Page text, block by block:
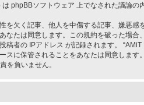
phpBBソフトウェア 上でなされた議論
を欠く記事、他人を中傷する記事、嫌悪
なたは同意します。この規約を破った場
稿者の IPアドレス が記録されます。
スに保管されることをあなたは同意しま
を負いません。